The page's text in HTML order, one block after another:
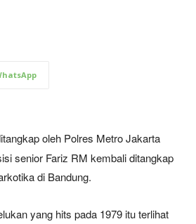
oleh Polres Metro Jakarta
senior Fariz RM kembali ditangkap
di Bandung.
yang hits pada 1979 itu terlihat